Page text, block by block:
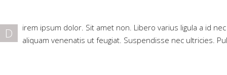
D
irem ipsum dolor. Sit amet non. Libero varius ligula a id
aliquam venenatis ut feugiat. Suspendisse nec ultricies.